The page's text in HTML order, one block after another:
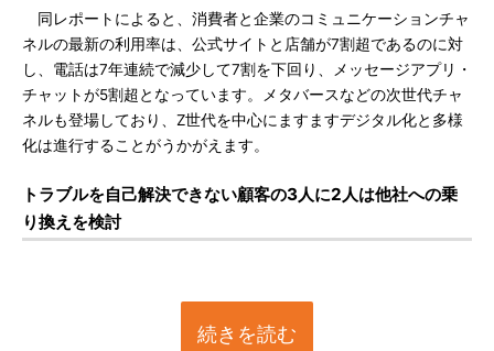
同レポートによると、消費者と企業のコミュニケーションチャ
ネルの最新の利用率は、公式サイトと店舗が7割超であるのに対
し、電話は7年連続で減少して7割を下回り、メッセージアプリ・
チャットが5割超となっています。メタバースなどの次世代チャ
ネルも登場しており、Z世代を中心にますますデジタル化と多様
化は進行することがうかがえます。
トラブルを自己解決できない顧客の3人に2人は他社への乗
り換えを検討
続きを読む